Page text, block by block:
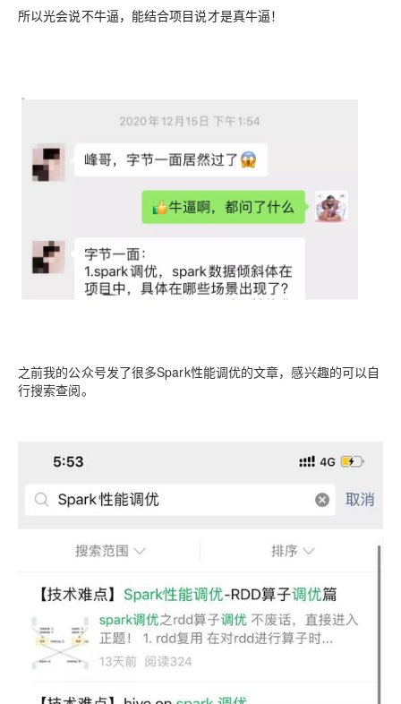
所以光会说不牛逼，能结合项目说才是真牛逼！
之前我的公众号发了很多Spark性能调优的文章，感兴趣的可以自
行搜索查阅。